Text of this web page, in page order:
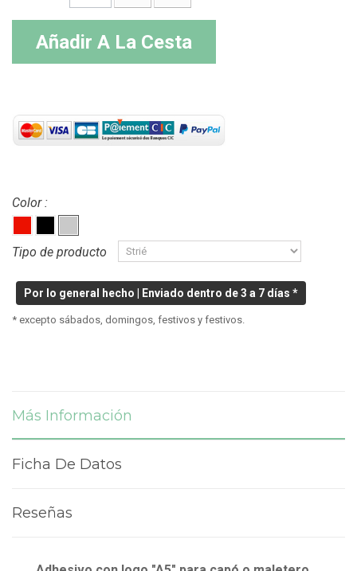
Añadir A La Cesta
Color :
Tipo de producto
Por lo general hecho | Enviado dentro de 3 a 7 días *
* excepto sábados, domingos, festivos y festivos.
Más Información
Ficha De Datos
Reseñas